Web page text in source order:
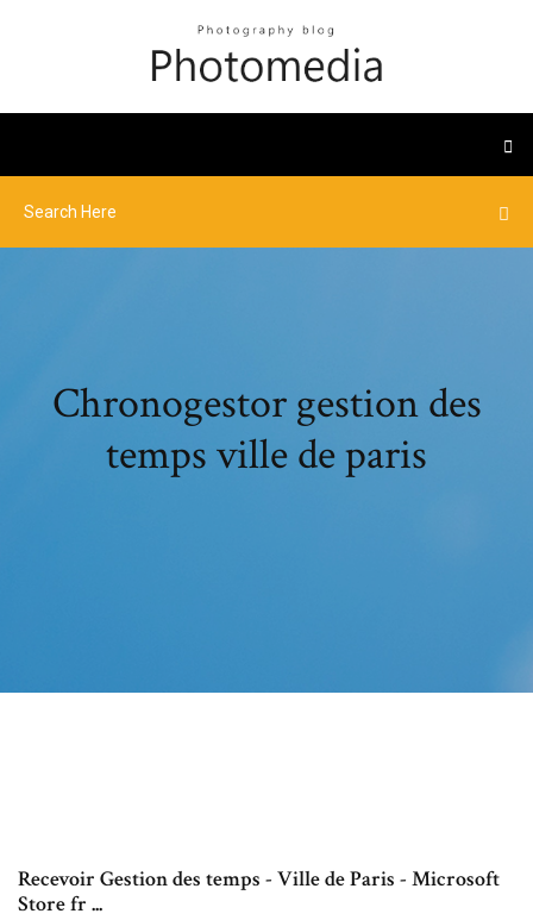
Chronogestor gestion des
temps ville de paris
Recevoir Gestion des temps - Ville de Paris - Microsoft
Store fr ...